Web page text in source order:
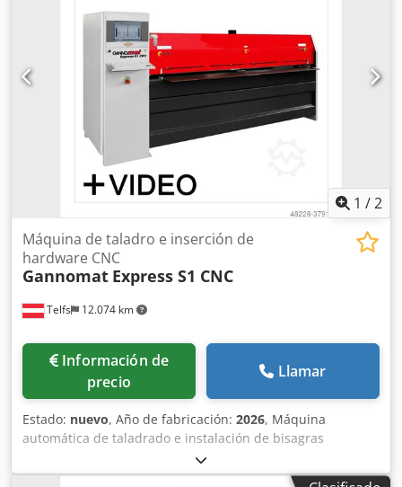
taladrar pivotes. • Caja de engranajes de taladrado de
precisión, robusta, fabricada por GANNOMAT.
1 /2
Telfs 12.074 km
Máquina de taladro e inserción de
hardware CNC
Gannomat Express S1 CNC
Información de
precio
Llamar
Estado: nuevo, Año de fabricación: 2026, Máquina
automática de taladrado e instalación de bisagras
controlada por CNC, con depósito para el procesamiento
automático de bisagras y placas de montaje. Robustez,